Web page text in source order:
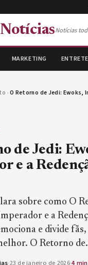
NotíciasNotícias
MARKETING
›O Retorno de Jedi: Ewoks,
de Jedi:
e a
sobre como O
e a
e divide fãs,
O Retorno
·23 de janeiro de 2026·4